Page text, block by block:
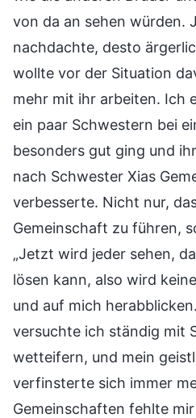
von da an sehen würden.
nachdachte, desto
wollte vor der Situation
mehr mit ihr arbeiten. Ich
ein paar Schwestern bei
besonders gut ging und
nach Schwester Xias
verbesserte. Nicht nur,
Gemeinschaft zu führen,
„Jetzt wird jeder sehen,
lösen kann, also wird
und auf mich
versuchte ich ständig mit
wetteifern, und mein
verfinsterte sich immer
Gemeinschaften fehlte